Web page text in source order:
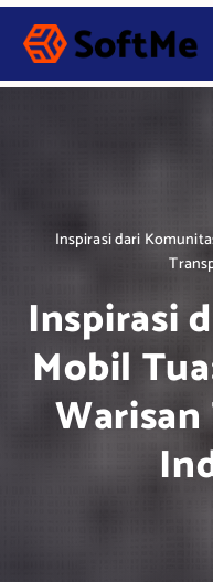
S
p
Inspirasi dari
Inspirasi
Mobil